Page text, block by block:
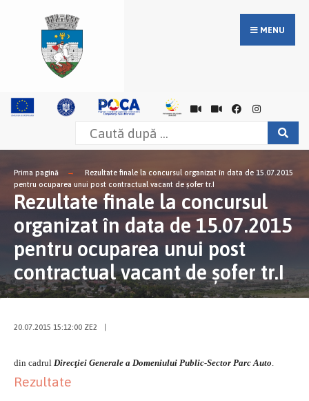
MENU
Prima pagină
Rezultate finale la concursul organizat în data de 15.07.2015
pentru ocuparea unui post contractual vacant de şofer tr.I
Rezultate finale la concursul
organizat în data de 15.07.2015
pentru ocuparea unui post
contractual vacant de şofer tr.I
20.07.2015 15:12:00 ZE2
din cadrul Direcţiei Generale a Domeniului Public-Sector Parc Auto
Rezultate